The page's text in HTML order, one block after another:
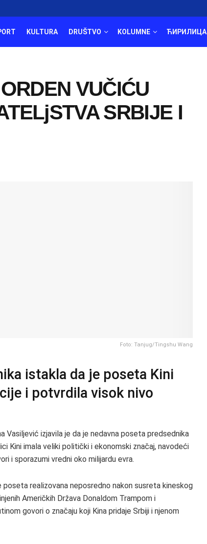
KULTURA DRUŠTVO KOLUMNE ЋИРИЛИЦА
VUČIĆU
SRBIJE I
Foto: Tanjug/Tingshu Wang
istakla da je poseta Kini
i potvrdila visok nivo
Vasiljević izjavila je da je nedavna poseta predsednika
Kini imala veliki politički i ekonomski značaj, navodeći
i sporazumi vredni oko milijardu evra.
poseta realizovana neposredno nakon susreta kineskog
Američkih Država Donaldom Trampom i
govori o značaju koji Kina pridaje Srbiji i njenom